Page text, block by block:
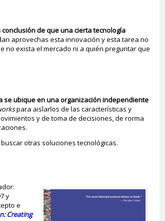
conclusión de que una cierta tecnología
aprovechas esta innovación y esta tarea no
no exista el mercado ni a quién preguntar que
se ubique en una organización independiente
para aislarlos de las características y
y de toma de decisiones, de rorma
otras soluciones tecnológicas.
y
e
Creating